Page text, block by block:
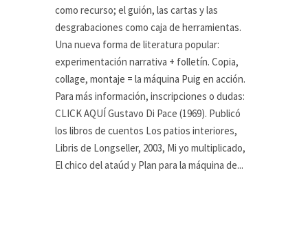
como recurso; el guión, las cartas y las
desgrabaciones como caja de herramientas.
Una nueva forma de literatura popular:
experimentación narrativa + folletín. Copia,
collage, montaje = la máquina Puig en acción.
Para más información, inscripciones o dudas:
CLICK AQUÍ Gustavo Di Pace (1969). Publicó
los libros de cuentos Los patios interiores,
Libris de Longseller, 2003, Mi yo multiplicado,
El chico del ataúd y Plan para la máquina de...